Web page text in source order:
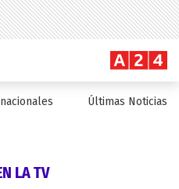
Últimas Noticias
LA TV